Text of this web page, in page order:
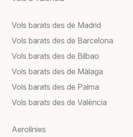
Vols barats des de Madrid
Vols barats des de Barcelona
Vols barats des de Bilbao
Vols barats des de Màlaga
Vols barats des de Palma
Vols barats des de València
Aerolínies